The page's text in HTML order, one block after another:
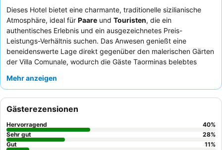
Dieses Hotel bietet eine charmante, traditionelle sizilianische
Atmosphäre, ideal für Paare und Touristen, die ein
authentisches Erlebnis und ein ausgezeichnetes Preis-
Leistungs-Verhältnis suchen. Das Anwesen genießt eine
beneidenswerte Lage direkt gegenüber den malerischen Gärten
der Villa Comunale, wodurch die Gäste Taorminas belebtes
5-10 Minuten zu Fuß erreichen können. Das reichhaltige
und einer großen Auswahl an sizilianischen Kuchen und Gebäck
ist ein durchweg positives Highlight. Die Gäste loben stets das
Personal und den Service
Freundlichkeit, wobei insbesondere das Rezeptionspersonal für
seine einladende Art hervorgehoben wird. Für diejenigen, die
Mehr anzeigen
Gästerezensionen
Hervorragend 40%
Sehr gut
28%
Gut
11%